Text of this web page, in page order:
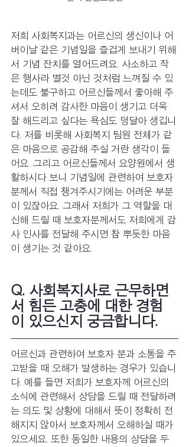
저희 사회복지과는 어르신의 생신이나 어
버이날 같은 기념일을 즐겁게 보내기 위해
서 기념 잔치를 열어드려요. 사소하고 작
은 행사라 별것 아닌 것처럼 느껴질 수 있
는데도 불구하고 어르신들께서 좋아해 주
셔서 오히려 감사한 마음이 생기고 더욱
잘 해드리고 싶다는 욕심도 덩달아 생깁니
다. 저를 비롯해 사회복지 팀원 전체가 같
은 마음으로 공감해 주실 거란 생각이 들
어요. 그리고 어르신들께서 요양원에서 생
활하시다 보니 기념일에 관련하여 보호자
분께서 직접 챙겨주시기에는 어려운 부분
이 있잖아요. 그래서 저희가 그 역할을 대
신해 드릴 때 보호자분께서도 저희에게 감
사 인사를 전달해 주시면 참 뿌듯한 마음
이 생기는 것 같아요.
Q. 사회복지사로 근무하면
서 힘든 고충에 대한 경험
이 있으신지 궁금합니다.
어르신과 관련하여 보호자 분과 소통을 주
고받을 때 오해가 발생하는 경우가 있습니
다. 예를 들면 저희가 보호자께 어르신의
소식에 관련해서 상담을 드릴 때 전달하려
는 의도 및 상황에 대해서 뜻이 정확히 전
해지지 않아서 보호자께서 오해하실 때가
있으세요. 또한 동일한 내용의 상담을 두